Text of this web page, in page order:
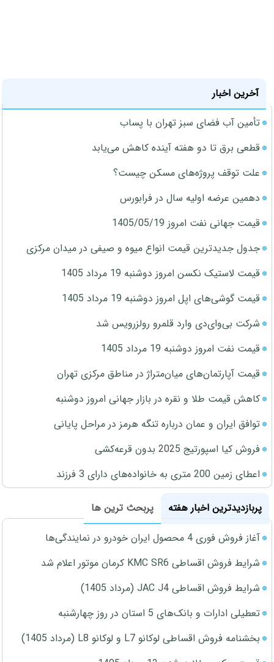
آخرین اخبار
تأمین آب فضای سبز تهران با پساب
قطعی برق تا دو هفته آینده کاهش می‌یابد
علت توقف پروژه‌های مسکن چیست؟
دهمین عرضه اولیه سال در فرابورس
قیمت جهانی نفت امروز 1405/05/19
جدول جدیدترین قیمت انواع میوه و صیفی در میدان مرکزی
قیمت لاستیک نکسن امروز دوشنبه 19 مرداد 1405
قیمت گوشی‌های اپل امروز دوشنبه 19 مرداد 1405
شرکت بی‌وای‌دی وارد قلمرو رولزرویس شد
قیمت نفت امروز دوشنبه 19 مرداد 1405
قیمت آپارتمان‌های میان‌متراژ در مناطق مرکزی تهران
کاهش قیمت طلا و نقره در بازار جهانی امروز دوشنبه
توافق ایران و عمان درباره تنگه هرمز در مراحل پایانی
فروش کیا اسپورتیج 2025 بدون قرعه‌کشی
اعطای زمین 200 متری به خانواده‌های دارای 3 فرزند
پربازدیدترین اخبار هفته
پربحث ترین ها
آغاز فروش فوری 4 محصول ایران خودرو در نمایندگی‌ها
شرایط فروش اقساطی KMC SR6 کرمان موتور اعلام شد
شرایط فروش اقساطی JAC J4 (مرداد 1405)
تعطیلی ادارات و بانک‌های 5 استان در روز چهارشنبه
بخشنامه فروش اقساطی لوکانو L7 و لوکانو L8 (مرداد 1405)